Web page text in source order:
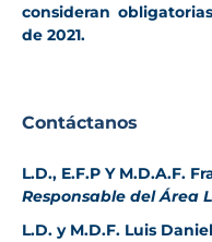
consideran
de 2021.
Contáctanos
L.D., E.F.P Y M.D.A.F.
Responsable del Área
L.D. y M.D.F. Luis